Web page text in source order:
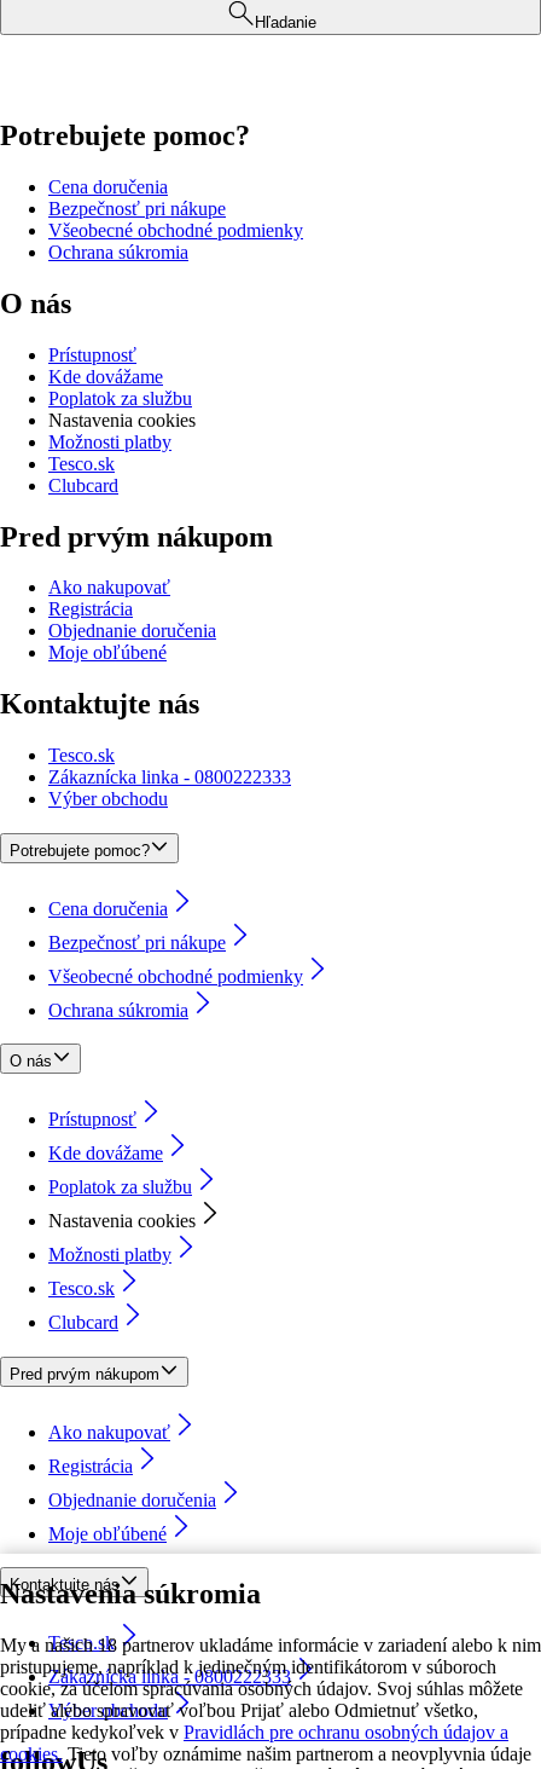
Nastavenia súkromia
My a našich 18 partnerov ukladáme informácie v zariadení alebo k nim
pristupujeme, napríklad k jedinečným identifikátorom v súboroch
cookie, za účelom spracúvania osobných údajov. Svoj súhlas môžete
udeliť alebo spravovať voľbou Prijať alebo Odmietnuť všetko,
prípadne kedykoľvek v Pravidlách pre ochranu osobných údajov a
cookies. Tieto voľby oznámime našim partnerom a neovplyvnia údaje
Hľadanie
Potrebujete pomoc?
Cena doručenia
Bezpečnosť pri nákupe
Všeobecné obchodné podmienky
Ochrana súkromia
O nás
Prístupnosť
Kde dovážame
Poplatok za službu
Nastavenia cookies
Možnosti platby
Tesco.sk
Clubcard
Pred prvým nákupom
Ako nakupovať
Registrácia
Objednanie doručenia
Moje obľúbené
Kontaktujte nás
Tesco.sk
Zákaznícka linka - 0800222333
Výber obchodu
Potrebujete pomoc?
Cena doručenia
Bezpečnosť pri nákupe
Všeobecné obchodné podmienky
Ochrana súkromia
O nás
Prístupnosť
Kde dovážame
Poplatok za službu
Nastavenia cookies
Možnosti platby
Tesco.sk
Clubcard
Pred prvým nákupom
Ako nakupovať
Registrácia
Objednanie doručenia
Moje obľúbené
Kontaktujte nás
Tesco.sk
Zákaznícka linka - 0800222333
Výber obchodu
followUs